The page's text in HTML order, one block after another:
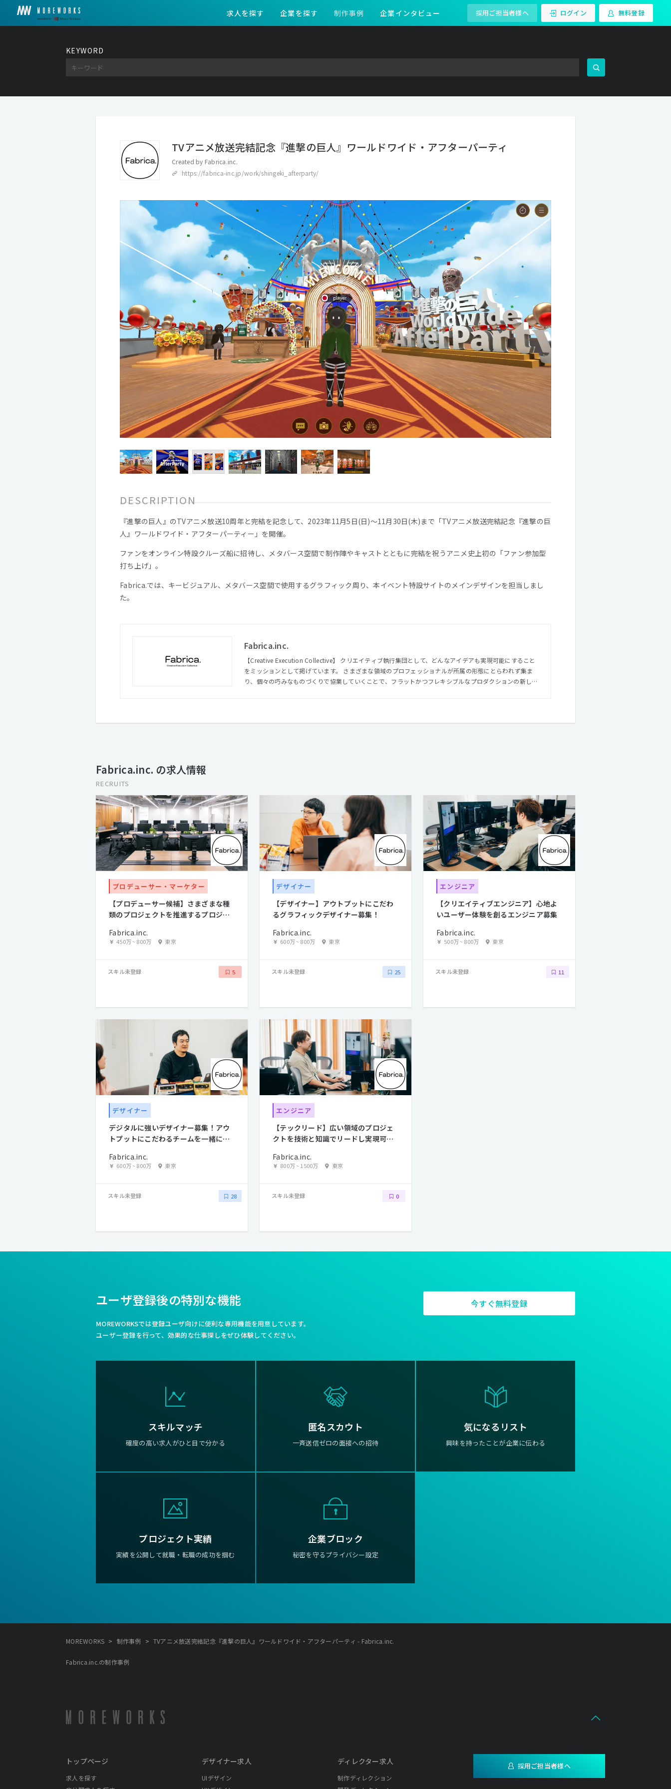
求人を探す 企業を探す 制作事例 企業インタビュー 採用ご担当者様へ ログイン 無料登録
KEYWORD
TVアニメ放送完結記念『進撃の巨人』ワールドワイド・アフターパーティ
Created by Fabrica.inc.
https://fabrica-inc.jp/work/shingeki_afterparty/
DESCRIPTION
『進撃の巨人』のTVアニメ放送10周年と完結を記念して、2023年11月5日(日)〜11月30日(木)まで「TVアニメ放送完結記念『進撃の巨
人』ワールドワイド・アフターパーティー」を開催。
ファンをオンライン特設クルーズ船に招待し、メタバース空間で制作陣やキャストとともに完結を祝うアニメ史上初の「ファン参加型
打ち上げ」。
Fabrica.では、キービジュアル、メタバース空間で使用するグラフィック周り、本イベント特設サイトのメインデザインを担当しまし
た。
Fabrica.inc.
【Creative Execution Collective】 クリエイティブ執行集団として、どんなアイデアも実現可能にすること
をミッションとして掲げています。 さまざまな領域のプロフェッショナルが所属の形態にとらわれず集ま
り、個々の巧みなものづくりで協業していくことで、フラットかつフレキシブルなプロダクションの新しい
とができる環境です。 【Fabrica.設立への想い】 クリエイティブアイディアをクオリティ高く実現する。
Fabrica.inc. の求人情報
RECRUITS
プロデューサー・マーケター
【プロデューサー候補】さまざまな種
類のプロジェクトを推進するプロジェ
Fabrica.inc.
450万~800万 東京
スキル未登録 5
デザイナー
【デザイナー】アウトプットにこだわ
るグラフィックデザイナー募集！
Fabrica.inc.
600万~800万 東京
スキル未登録 25
エンジニア
【クリエイティブエンジニア】心地よ
いユーザー体験を創るエンジニア募集
Fabrica.inc.
500万~800万 東京
スキル未登録 11
デザイナー
デジタルに強いデザイナー募集！アウ
トプットにこだわるチームを一緒に作
Fabrica.inc.
600万~800万 東京
スキル未登録 28
エンジニア
【テックリード】広い領域のプロジェ
クトを技術と知識でリードし実現可能
Fabrica.inc.
800万~1500万 東京
スキル未登録 0
ユーザ登録後の特別な機能
MOREWORKSでは登録ユーザ向けに便利な専用機能を用意しています。
ユーザー登録を行って、効果的な仕事探しをぜひ体験してください。
今すぐ無料登録
スキルマッチ
確度の高い求人がひと目で分かる
匿名スカウト
一斉送信ゼロの面接への招待
気になるリスト
興味を持ったことが企業に伝わる
プロジェクト実績
実績を公開して就職・転職の成功を掴む
企業ブロック
秘密を守るプライバシー設定
MOREWORKS > 制作事例 > TVアニメ放送完結記念『進撃の巨人』ワールドワイド・アフターパーティ - Fabrica.inc.
Fabrica.inc.の制作事例
トップページ
求人を探す
デザイナー求人
UIデザイン
ディレクター求人
制作ディレクション
採用ご担当者様へ